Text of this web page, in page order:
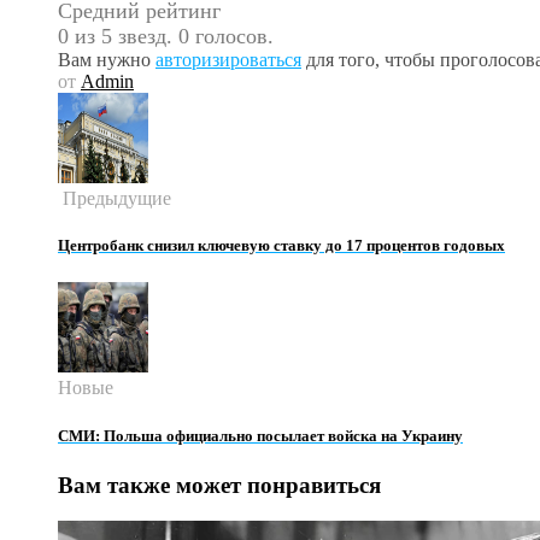
Средний рейтинг
0 из 5 звезд. 0 голосов.
Вам нужно авторизироваться для того, чтобы
от Admin
Предыдущие
Центробанк снизил ключевую ставку до 17 процентов годовых
Новые
СМИ: Польша официально посылает войска на Украину
Вам также может понравиться